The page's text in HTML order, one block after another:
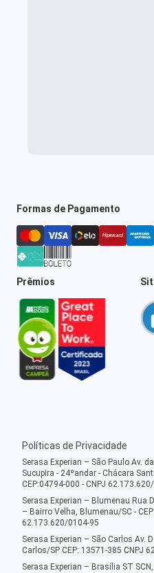
Formas de Pagamento
Prêmios
Políticas de Privacidade
Serasa Experian – São Paulo Av.
Sucupira - 24ºandar - Chácara
CEP:04794-000 - CNPJ
Serasa Experian – Blumenau Rua
– Bairro Velha, Blumenau/SC -
62.173.620/0104-95
Serasa Experian – São Carlos Av.
Carlos/SP CEP: 13571-385 CNPJ
Serasa Experian – Brasília ST